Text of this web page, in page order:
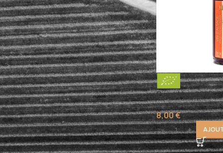
Rouge - Rosé
(2)
Vin sec
(2)
ACCORDS METS/VINS
Apéritif Asperges
Barbecue
Buffets Froids
Cuisine Exotique
Cuisine Italienne
Cuisines Modernes Ou Exotiques
Dessert
Pinot Noir 2025
8,00€